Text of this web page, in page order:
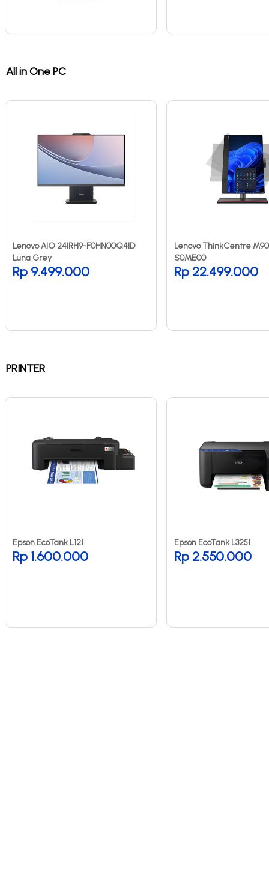
All in One PC
Lenovo AIO 24IRH9-F0HN00Q4ID
Luna Grey
Rp 9.499.000
Lenovo ThinkCentre
S0ME00
Rp 22.499.000
PRINTER
Epson EcoTank L121
Rp 1.600.000
Epson EcoTank L3251
Rp 2.550.000